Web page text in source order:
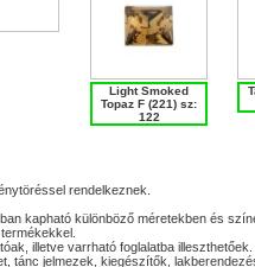
Light Smoked
Topaz F (221) sz:
122
rendelkeznek.
kapható különböző méretekben és
illetve varrható foglalatba illeszthetőek.
jelmezek, kiegészítők,